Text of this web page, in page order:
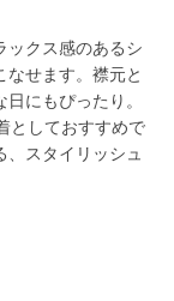
ックス感のあるシ
なせます。襟元と
にもぴったり。
としておすすめで
スタイリッシュ